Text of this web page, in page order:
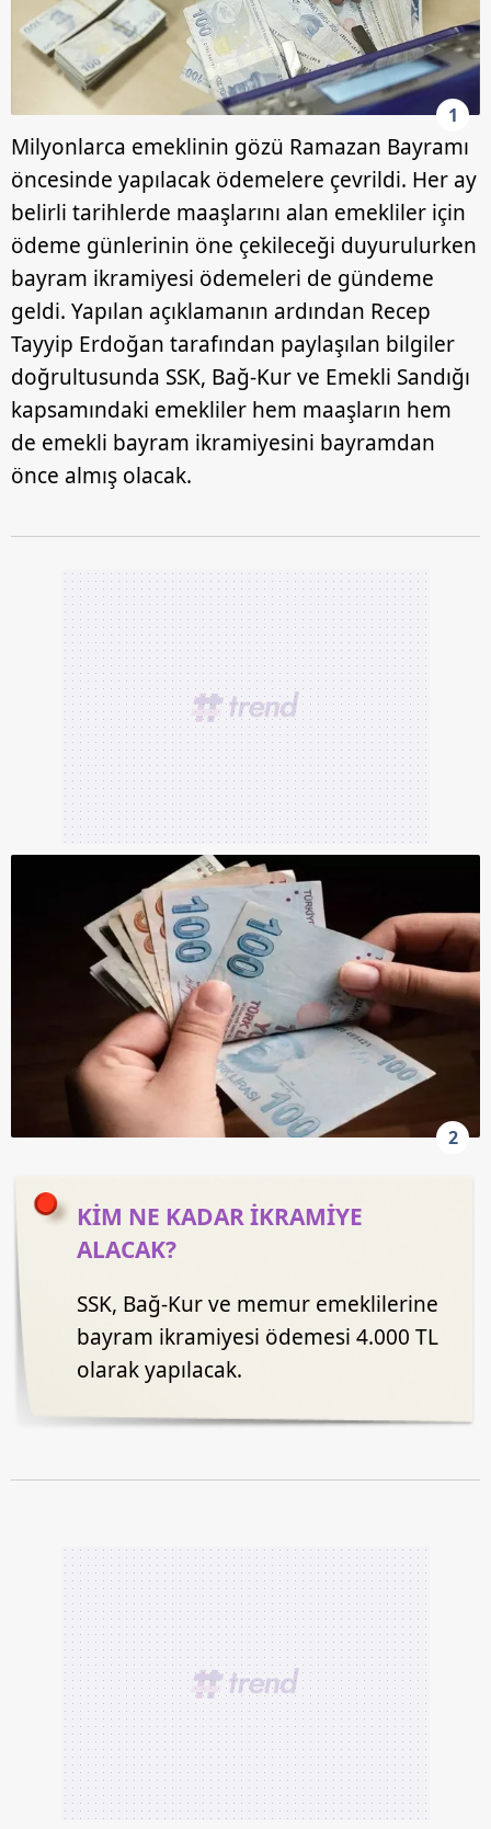
1
Milyonlarca emeklinin gözü Ramazan Bayramı
öncesinde yapılacak ödemelere çevrildi. Her ay
belirli tarihlerde maaşlarını alan emekliler için
ödeme günlerinin öne çekileceği duyurulurken
bayram ikramiyesi ödemeleri de gündeme
geldi. Yapılan açıklamanın ardından Recep
Tayyip Erdoğan tarafından paylaşılan bilgiler
doğrultusunda SSK, Bağ-Kur ve Emekli Sandığı
kapsamındaki emekliler hem maaşların hem
de emekli bayram ikramiyesini bayramdan
önce almış olacak.
2
KİM NE KADAR İKRAMİYE
ALACAK?
SSK, Bağ-Kur ve memur emeklilerine
bayram ikramiyesi ödemesi 4.000 TL
olarak yapılacak.